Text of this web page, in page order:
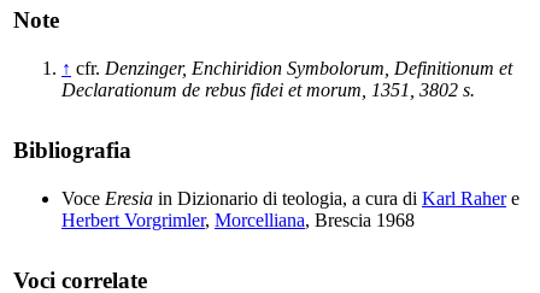
Note
↑ cfr. Denzinger, Enchiridion Symbolorum, Definitionum et
Declarationum de rebus fidei et morum, 1351, 3802 s.
Bibliografia
Voce Eresia in Dizionario di teologia, a cura di Karl Rahere
Herbert Vorgrimler, Morcelliana, Brescia 1968
Voci correlate